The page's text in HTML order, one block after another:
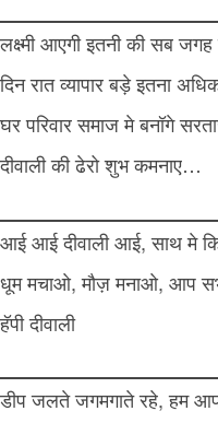
लक्ष्मी आएगी इतनी की सब जगह
दिन रात व्यापार बड़े इतना
घर परिवार समाज मे बनॉगे
दीवाली की ढेरो शुभ कमनाए…
आई आई दीवाली आई, साथ मे
धूम मचाओ, मौज़ मनाओ, आप
हॅपी दीवाली
डीप जलते जगमगाते रहे, हम